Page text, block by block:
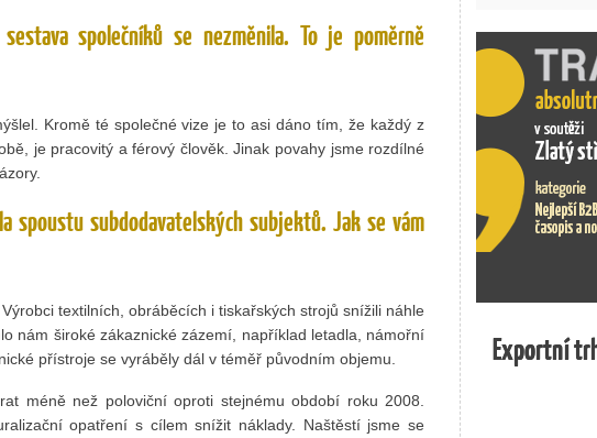
společníků se nezměnila. To je poměrně
Kromě té společné vize je to asi dáno tím, že každý z
je pracovitý a férový člověk. Jinak povahy jsme rozdílné
spoustu subdodavatelských subjektů. Jak se vám
textilních, obráběcích i tiskařských strojů snížili náhle
nám široké zákaznické zázemí, například letadla, námořní
přístroje se vyráběly dál v téměř původním objemu.
méně než poloviční oproti stejnému období roku 2008.
opatření s cílem snížit náklady. Naštěstí jsme se
nejen
příběh.
Exportní
Exportní